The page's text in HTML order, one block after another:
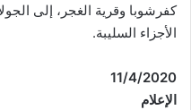
كفرشوبا وقرية الغجر، إلى
الأجزاء السليبة.
11/4/2020
الإعلام